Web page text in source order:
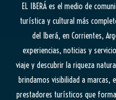
EL IBERÁes el medio de
turística y cultural más
del Iberá, en Corrientes,
experiencias, noticias y
viaje y descubrir la riqueza
brindamos visibilidad a marcas,
prestadores turísticos que